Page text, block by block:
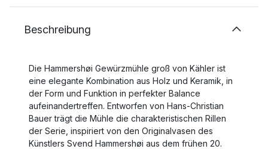
Beschreibung
Die Hammershøi Gewürzmühle groß von Kähler ist
eine elegante Kombination aus Holz und Keramik, in
der Form und Funktion in perfekter Balance
aufeinandertreffen. Entworfen von Hans-Christian
Bauer trägt die Mühle die charakteristischen Rillen
der Serie, inspiriert von den Originalvasen des
Künstlers Svend Hammershøi aus dem frühen 20.